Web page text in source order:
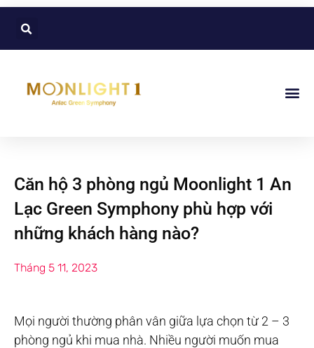
Căn hộ 3 phòng ngủ Moonlight 1 An
Lạc Green Symphony phù hợp với
những khách hàng nào?
Tháng 5 11, 2023
Mọi người thường phân vân giữa lựa chọn từ 2 – 3
phòng ngủ khi mua nhà. Nhiều người muốn mua